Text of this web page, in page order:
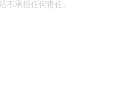
不承担任何责任。